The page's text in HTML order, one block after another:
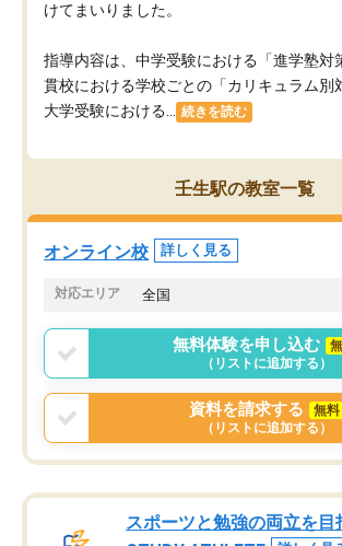
けてまいりました。
指導内容は、中学受験における「進学塾対
貫校における学校ごとの「カリキュラム別
大学受験における...
続きを読む
壬生駅の教室一覧
オンライン校 詳しく見る
対応エリア 全国
無料体験を申し込む
（リストに追加する）
資料を請求する
無料
（リストに追加する）
スポーツと勉強の両立を目